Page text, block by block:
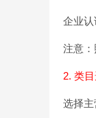
企业
注意
2. 类
选择主